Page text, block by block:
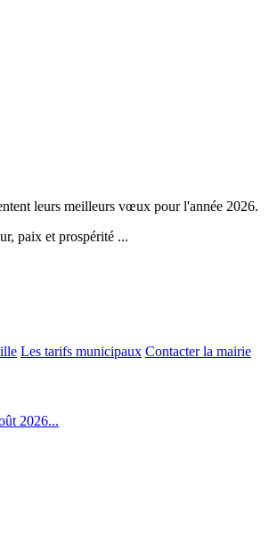
leurs meilleurs vœux pour l'année 2026.
paix et prospérité ...
Les tarifs municipaux Contacter la mairie
2026...